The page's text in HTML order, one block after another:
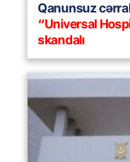
Qanunsuz
“Universal
skandalı